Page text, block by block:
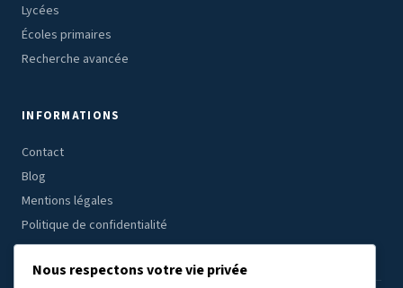
Lycées
Écoles primaires
Recherche avancée
INFORMATIONS
Contact
Blog
Mentions légales
Politique de confidentialité
Nous respectons votre vie privée